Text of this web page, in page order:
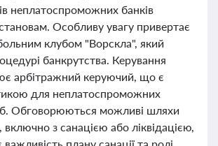
неплатоспроможних банків
Особливу увагу привертає
клубом "Ворскла", який
банкрутства. Керування
арбітражний керуючий, що є
для неплатоспроможних
Обговорюються можливі шляхи
включно з санацією або ліквідацією,